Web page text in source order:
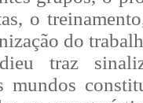
o
do
traz